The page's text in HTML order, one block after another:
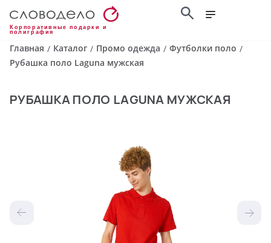
Корпоративные подарки и
полиграфия
Главная / Каталог / Промо одежда / Футболки поло /
Рубашка поло Laguna мужская
РУБАШКА ПОЛО LAGUNA МУЖСКАЯ